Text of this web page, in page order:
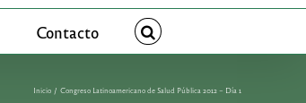
Contacto
Inicio Congreso Latinoamericano de Salud Pública 2012 – Día 1